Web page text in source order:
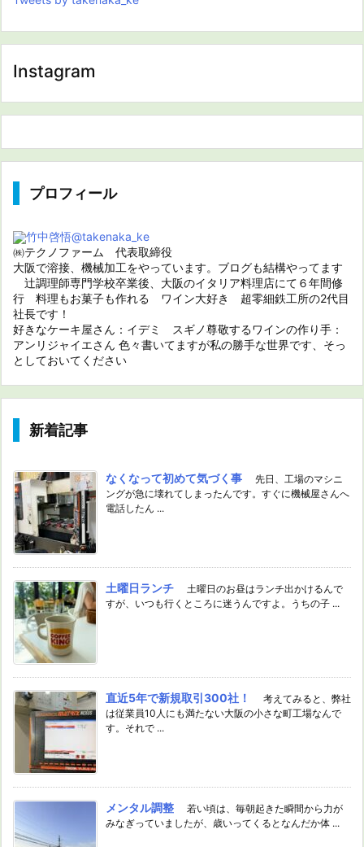
Instagram
プロフィール
竹中啓悟@takenaka_ke
㈱テクノファーム 代表取締役
大阪で溶接、機械加工をやっています。ブログも結構やってます
辻調理師専門学校卒業後、大阪のイタリア料理店にて６年間修
行 料理もお菓子も作れる ワイン大好き 超零細鉄工所の2代目
社長です！
好きなケーキ屋さん：イデミ スギノ尊敬するワインの作り手：
アンリジャイエさん 色々書いてますが私の勝手な世界です、そっ
としておいてください
新着記事
なくなって初めて気づく事
先日、工場のマシニ
ングが急に壊れてしまったんです。すぐに機械屋さんへ
電話したん ...
土曜日ランチ
土曜日のお昼はランチ出かけるんで
すが、いつも行くところに迷うんですよ。うちの子 ...
直近5年で新規取引300社！
考えてみると、弊社
は従業員10人にも満たない大阪の小さな町工場なんで
す。それで ...
メンタル調整
若い頃は、毎朝起きた瞬間から力が
みなぎっていましたが、歳いってくるとなんだか体 ...